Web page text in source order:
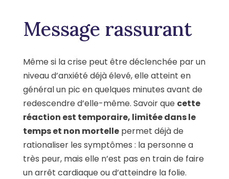
Message rassurant
Même si la crise peut être déclenchée par un
niveau d’anxiété déjà élevé, elle atteint en
général un pic en quelques minutes avant de
redescendre d’elle-même. Savoir que cette
réaction est temporaire, limitée dans le
temps et non mortelle permet déjà de
rationaliser les symptômes : la personne a
très peur, mais elle n’est pas en train de faire
un arrêt cardiaque ou d’atteindre la folie.